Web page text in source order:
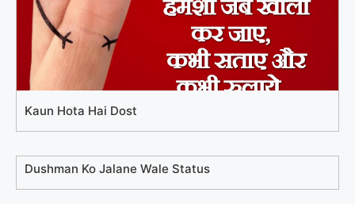
Kaun Hota Hai Dost
Dushman Ko Jalane Wale Status